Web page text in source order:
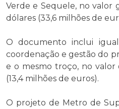
Verde e Sequele, no valor
dólares (33,6 milhões de
O documento inclui
coordenação e gestão do
e o mesmo troço, no valor
(13,4 milhões de euros).
O projeto de Metro de